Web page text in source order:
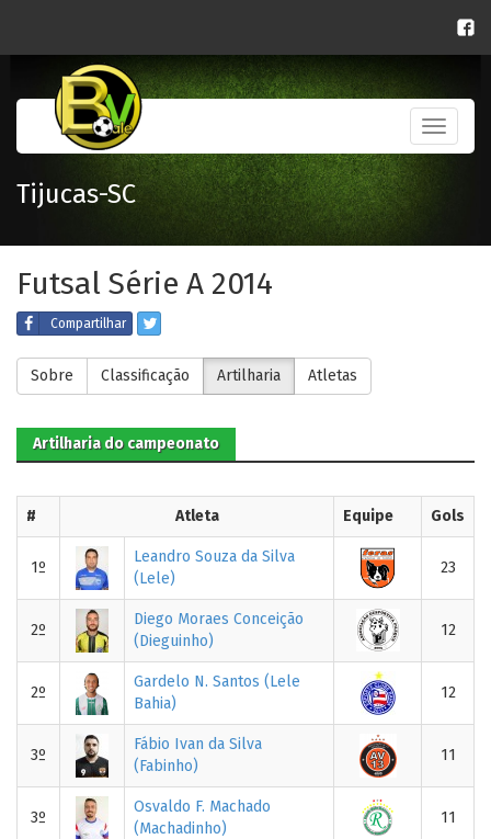
Toggle
Tijucas-SC
Futsal Série A 2014
Compartilhar
Sobre Classificação Artilharia Atletas
Artilharia do campeonato
# Atleta Equipe Gols
1º
Leandro Souza da Silva
(Lele)
23
2º
Diego Moraes Conceição
(Dieguinho)
12
2º
Gardelo N. Santos (Lele
Bahia)
12
3º
Fábio Ivan da Silva
(Fabinho)
11
3º
Osvaldo F. Machado
(Machadinho)
11